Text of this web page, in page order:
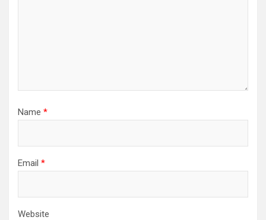
Name *
Email *
Website